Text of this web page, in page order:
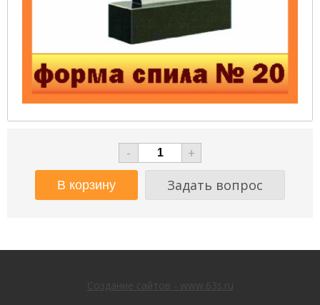
-
+
Задать вопрос
Создание сайтов - www.63s.ru